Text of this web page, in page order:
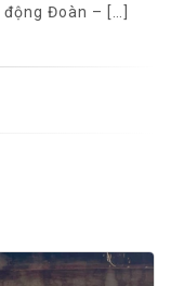
Đoàn – […]